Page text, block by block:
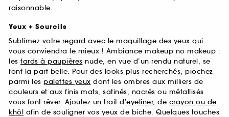
raisonnable.
Yeux + Sourcils
Sublimez votre regard avec le maquillage des yeux qui
vous conviendra le mieux ! Ambiance makeup no makeup :
les fards à paupières nude, en vue d’un rendu naturel, se
font la part belle. Pour des looks plus recherchés, piochez
parmi les palettes yeux dont les ombres aux milliers de
couleurs et aux finis mats, satinés, nacrés ou métallisés
vous font rêver. Ajoutez un trait d’eyeliner, de crayon ou de
khôl afin de souligner vos yeux de biche. Quelques touches